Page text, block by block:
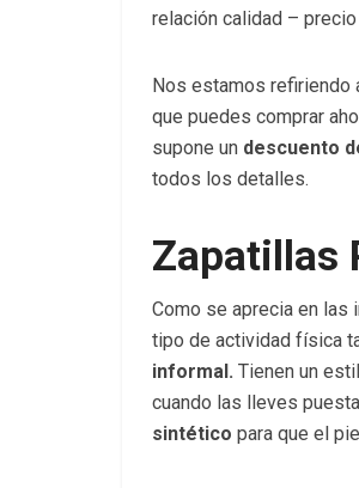
relación calidad –
Nos estamos refiriendo
que puedes comprar
supone un descuento
todos los detalles.
Zapatillas
Como se aprecia en las
tipo de actividad física
informal. Tienen un
cuando las lleves
sintético para que el